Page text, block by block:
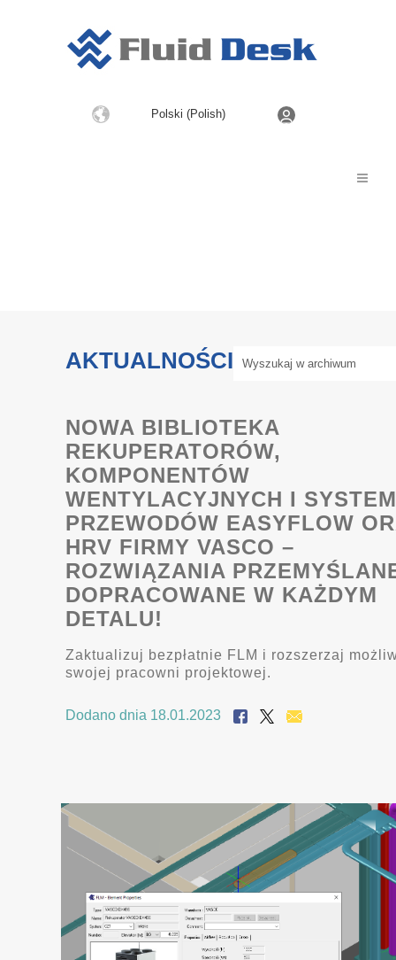
Wybierz
Polski (Polish)
AKTUALNOŚCI
NOWA BIBLIOTEKA
REKUPERATORÓW,
KOMPONENTÓW
WENTYLACYJNYCH I
PRZEWODÓW EASYFLOW
HRV FIRMY VASCO –
ROZWIĄZANIA
DOPRACOWANE W KAŻDYM
DETALU!
Zaktualizuj bezpłatnie FLM i rozszerzaj
swojej pracowni projektowej.
Dodano dnia 18.01.2023